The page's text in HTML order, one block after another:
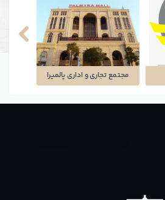
مجتمع تجاری و اداری پالمیرا